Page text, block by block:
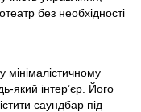
без необхідності
який інтер’єр. Його
саундбар під